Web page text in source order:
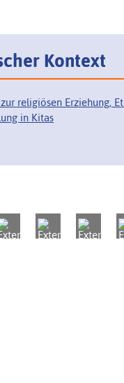
Kontext
religiösen Erziehung,
in Kitas